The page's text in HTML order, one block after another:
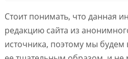
Стоит понимать, что данная
редакцию сайта из
источника, поэтому мы